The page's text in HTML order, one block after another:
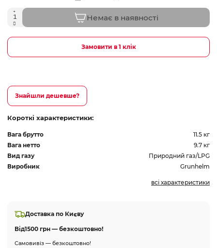
Немає в наявності
Замовити в 1 клік
Знайшли дешевше?
Короткі характеристики:
Вага брутто
11.5 кг
Вага нетто
9.7 кг
Вид газу
Природний газ/LPG
Виробник
Grunhelm
всі характеристики
Доставка по Києву
Від1500 грн — безкоштовно!
Самовивіз — безкоштовно!